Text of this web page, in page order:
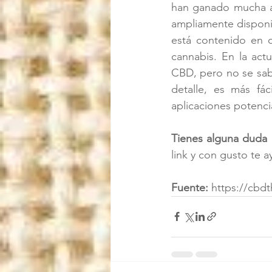
han ganado
ampliamente
está contenido en
cannabis. En la
CBD, pero no se
detalle, es más
aplicaciones
Tienes alguna duda
link y con gusto te
Fuente: https://